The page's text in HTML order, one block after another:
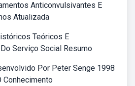
Anticonvulsivantes E
Atualizada
Teóricos E
Serviço Social Resumo
Por Peter Senge 1998
Conhecimento